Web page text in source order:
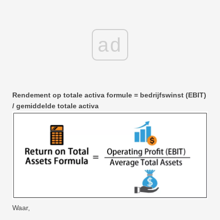
ad
Rendement op totale activa formule = bedrijfswinst (EBIT)
/ gemiddelde totale activa
Waar,